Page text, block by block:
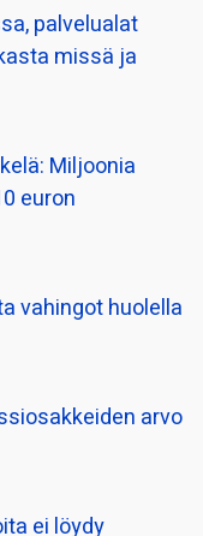
palvelualat
missä ja
Miljoonia
euron
vahingot huolella
arvo
ei löydy